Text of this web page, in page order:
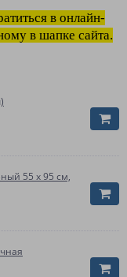
в онлайн-
в шапке сайта.
55 x 95 см,